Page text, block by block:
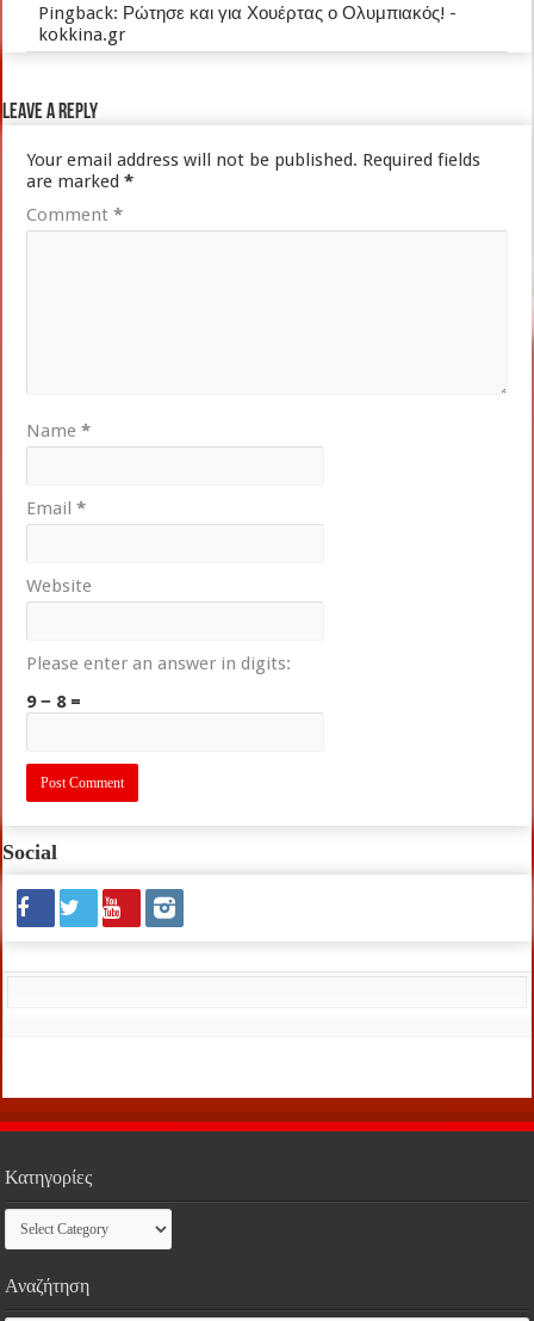
Pingback: Ρώτησε και για Χουέρτας ο Ολυμπιακός! -
kokkina.gr
Leave a Reply
Your email address will not be published. Required fields
are marked*
Comment*
Name*
Email*
Website
Please enter an answer in digits:
9 − 8 =
Social
Κατηγορίες
Κατηγορίες
Αναζήτηση